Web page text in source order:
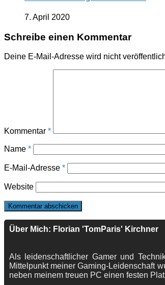
7. April 2020
Schreibe einen Kommentar
Deine E-Mail-Adresse wird nicht
Kommentar *
Name *
E-Mail-Adresse *
Website
Über Mich: Florian 'TomParis' Kirchner
Als leidenschaftlicher Gamer und
Mittelpunkt meiner Gaming-Leidenschaft
neben meinem treuen PC einen festen